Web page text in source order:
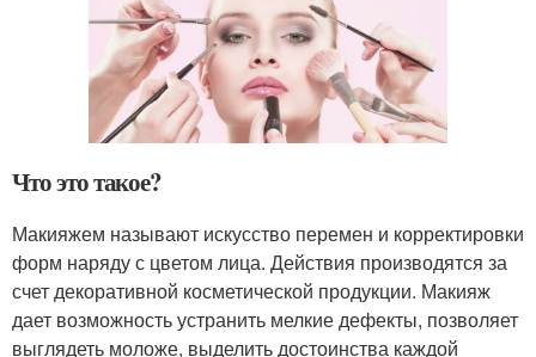
Что это такое?
Макияжем называют искусство перемен и корректировки
форм наряду с цветом лица. Действия производятся за
счет декоративной косметической продукции. Макияж
дает возможность устранить мелкие дефекты, позволяет
выглядеть моложе, выделить достоинства каждой